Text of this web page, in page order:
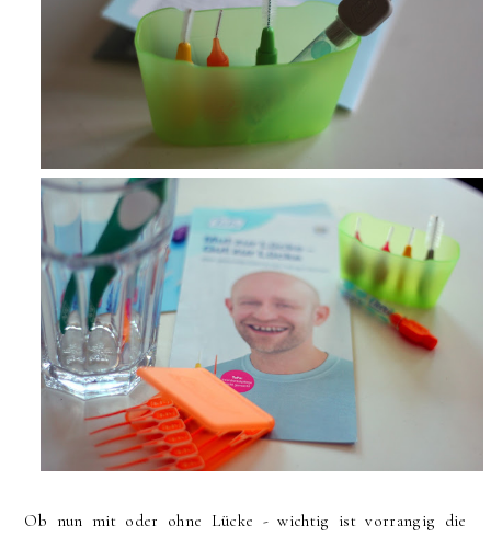
Ob nun mit oder ohne Lücke - wichtig ist vorrangig die